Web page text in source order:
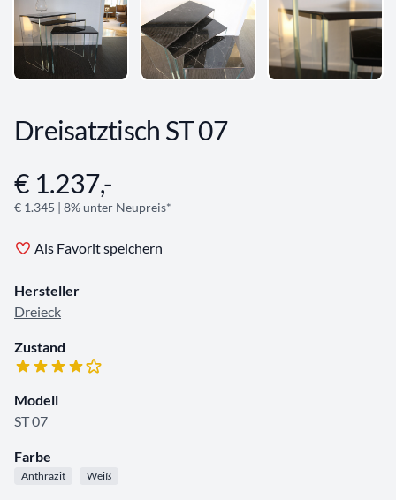
Dreisatztisch ST 07
Angebotsinformationen
€ 1.237,-
€ 1.345 | 8% unter Neupreis*
Als Favorit speichern
Hersteller
Dreieck
Zustand
Modell
ST 07
Farbe
Anthrazit Weiß